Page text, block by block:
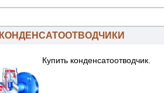
КОНДЕНСАТООТВОДЧИКИ
Купить конденсатоотводчик.